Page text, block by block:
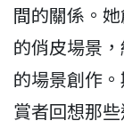
間的關係。
的俏皮場景
的場景創作
賞者回想那